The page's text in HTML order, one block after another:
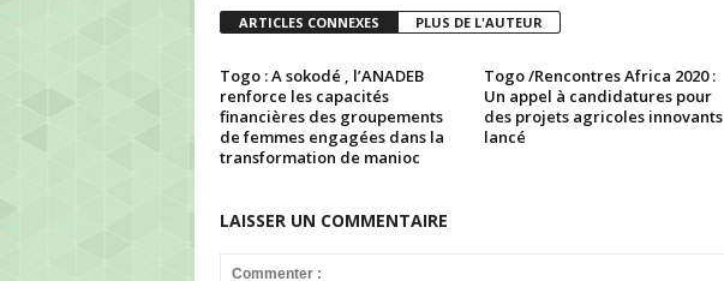
ARTICLES CONNEXES PLUS DE L'AUTEUR
Togo : A sokodé , l’ANADEB
renforce les capacités
financières des groupements
de femmes engagées dans la
transformation de manioc
Togo /Rencontres Africa 2020 :
Un appel à candidatures pour
des projets agricoles innovants
lancé
LAISSER UN COMMENTAIRE